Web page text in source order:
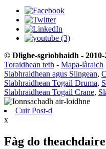
© Dlighe-sgrìobhaidh -
Toraidhean teth - Mapa-làraich
Slabhraidhean agus Slingean,
Slabhraidhean Togail Druma,
Slabhraidhean Togail Crane,
Cuir Post-d
x
Fàg do